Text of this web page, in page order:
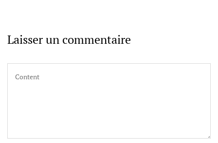
Laisser un commentaire